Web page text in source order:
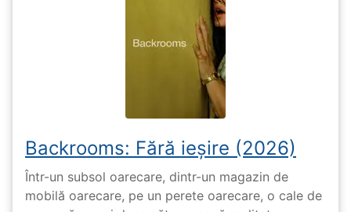
Backrooms: Fără ieșire (2026)
Într-un subsol oarecare, dintr-un magazin de
mobilă oarecare, pe un perete oarecare, o cale de